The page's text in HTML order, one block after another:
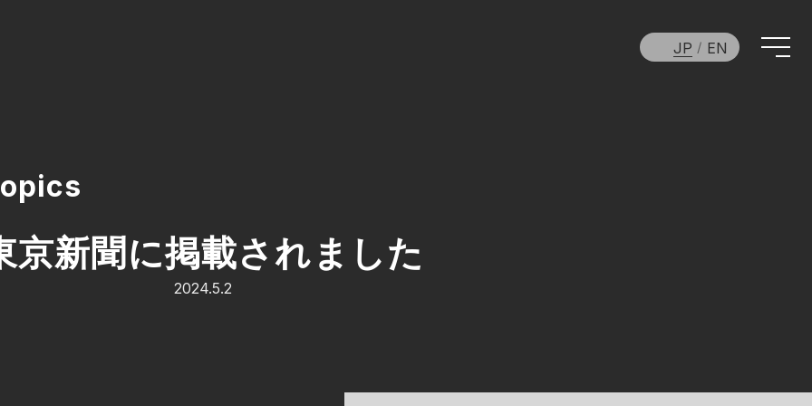
京新聞に掲載されました
2024.5.2
JP EN